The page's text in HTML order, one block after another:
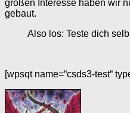
großen Interesse haben wir
gebaut.
Also los: Teste dich
[wpsqt name=“csds3-test“